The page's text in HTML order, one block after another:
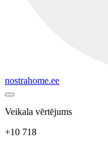
nostrahome.ee
Veikala vērtējums
+10 718